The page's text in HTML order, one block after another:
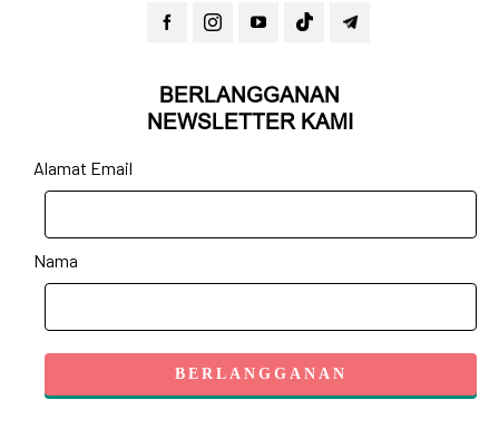
BERLANGGANAN
NEWSLETTER KAMI
Alamat Email
Nama